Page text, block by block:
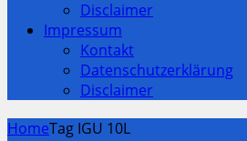
Disclaimer
Impressum
Kontakt
Datenschutzerklärung
Disclaimer
HomeTag IGU 10L